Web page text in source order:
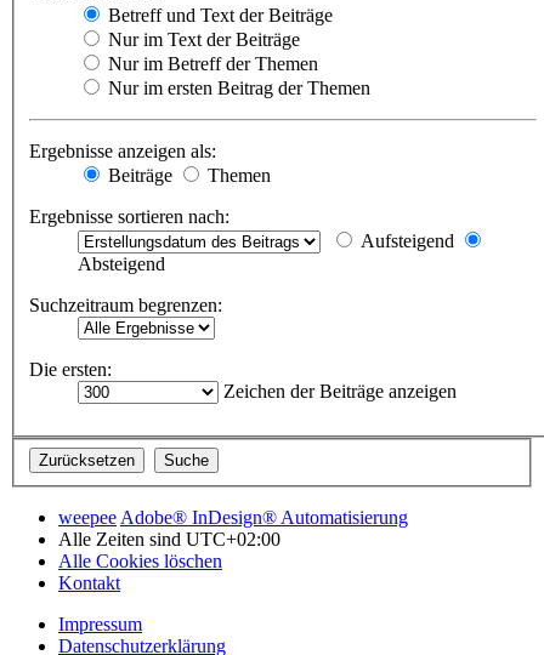
Betreff und Text der Beiträge
Nur im Text der Beiträge
Nur im Betreff der Themen
Nur im ersten Beitrag der Themen
Ergebnisse anzeigen als:
Beiträge
Themen
Ergebnisse sortieren nach:
Aufsteigend
Absteigend
Suchzeitraum begrenzen:
Die ersten:
Zeichen der Beiträge anzeigen
weepee Adobe® InDesign® Automatisierung
Alle Zeiten sind UTC+02:00
Alle Cookies löschen
Kontakt
Impressum
Datenschutzerklärung